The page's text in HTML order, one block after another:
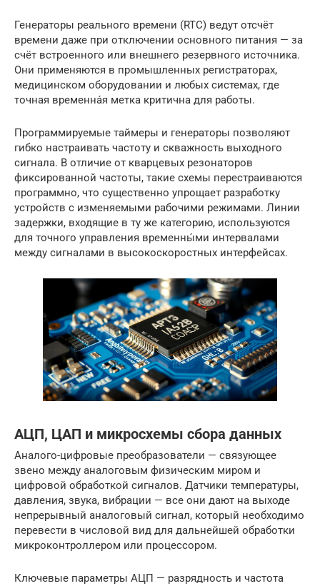
Генераторы реального времени (RTC) ведут отсчёт
времени даже при отключении основного питания — за
счёт встроенного или внешнего резервного источника.
Они применяются в промышленных регистраторах,
медицинском оборудовании и любых системах, где
точная временна́я метка критична для работы.
Программируемые таймеры и генераторы позволяют
гибко настраивать частоту и скважность выходного
сигнала. В отличие от кварцевых резонаторов
фиксированной частоты, такие схемы перестраиваются
программно, что существенно упрощает разработку
устройств с изменяемыми рабочими режимами. Линии
задержки, входящие в ту же категорию, используются
для точного управления временны́ми интервалами
между сигналами в высокоскоростных интерфейсах.
АЦП, ЦАП и микросхемы сбора данных
Аналого-цифровые преобразователи — связующее
звено между аналоговым физическим миром и
цифровой обработкой сигналов. Датчики температуры,
давления, звука, вибрации — все они дают на выходе
непрерывный аналоговый сигнал, который необходимо
перевести в числовой вид для дальнейшей обработки
микроконтроллером или процессором.
Ключевые параметры АЦП — разрядность и частота